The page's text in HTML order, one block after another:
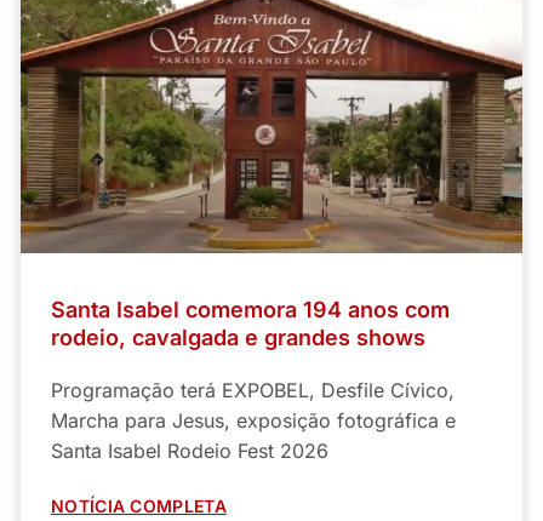
Santa Isabel comemora 194 anos com
rodeio, cavalgada e grandes shows
Programação terá EXPOBEL, Desfile Cívico,
Marcha para Jesus, exposição fotográfica e
Santa Isabel Rodeio Fest 2026
NOTÍCIA COMPLETA